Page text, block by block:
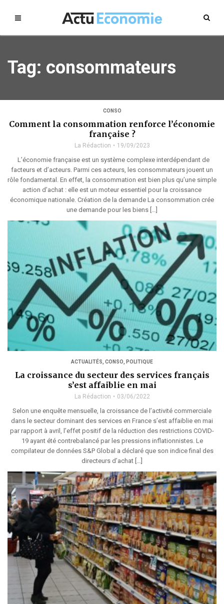
Tag: consommateurs
CONSO
Comment la consommation renforce l’économie
française ?
La Rédaction 19/09/2023
L’économie française est un système complexe interdépendant de
facteurs et d’acteurs. Parmi ces acteurs, les consommateurs jouent un
rôle fondamental. En effet, la consommation est bien plus qu’une simple
action d’achat : elle est un moteur essentiel pour la croissance
économique nationale. Création de la demande La consommation crée
une demande pour les biens […]
ACTUALITÉS, CONSO, POLITIQUE
La croissance du secteur des services français
s’est affaiblie en mai
La Rédaction 03/06/2022
Selon une enquête mensuelle, la croissance de l’activité commerciale
dans le secteur dominant des services en France s’est affaiblie en mai
par rapport à avril, l’effet positif de la réduction des restrictions COVID-
19 ayant été contrebalancé par les pressions inflationnistes. Le
compilateur de données S&P Global a déclaré que son indice final des
directeurs d’achat […]